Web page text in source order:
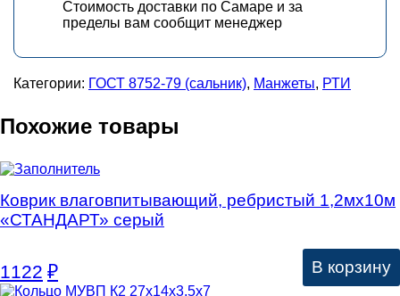
Стоимость доставки по Самаре и за
пределы вам сообщит менеджер
Категории: ГОСТ 8752-79 (сальник), Манжеты, РТИ
Похожие товары
Коврик влаговпитывающий, ребристый 1,2мх10м
«СТАНДАРТ» серый
1122 ₽ В корзину